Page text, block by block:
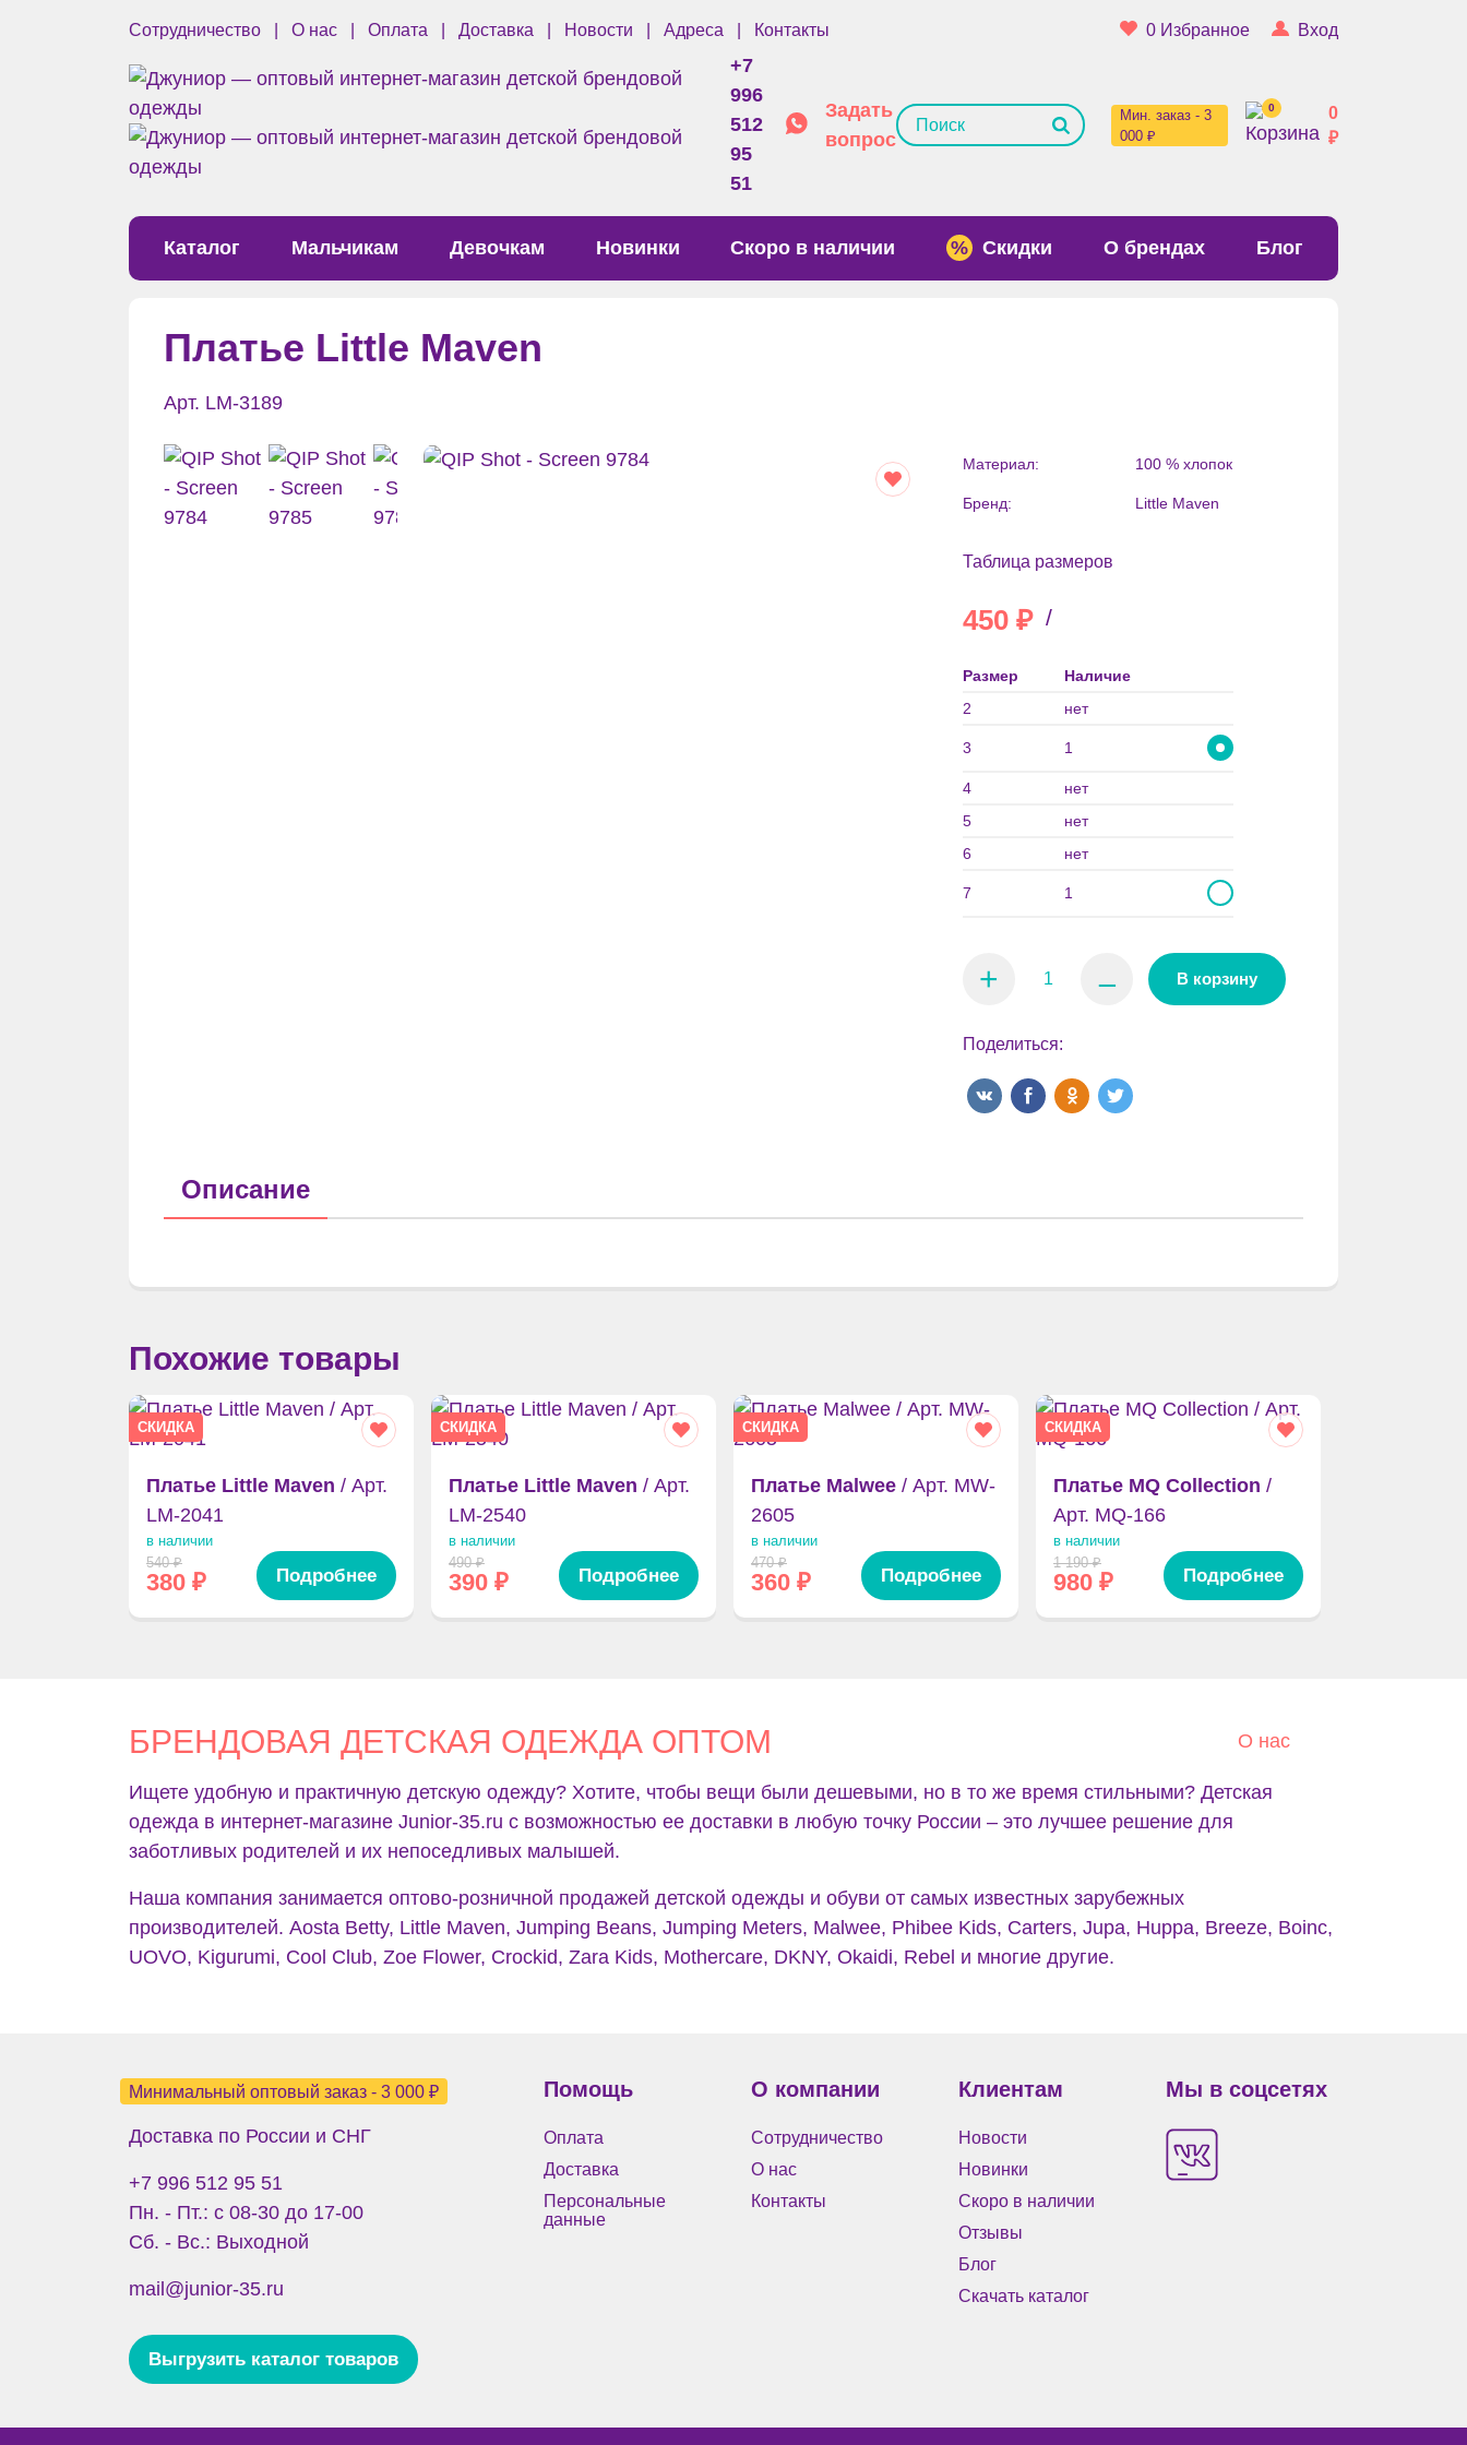
Сотрудничество О нас Оплата Доставка Новости Адреса Контакты 0 Избранное Вход
+7
996
512
95
51
Задать
вопрос
Мин. заказ - 3
000 ₽
0
0
₽
Каталог Мальчикам Девочкам Новинки Скоро в наличии Скидки О брендах Блог
Платье Little Maven
Арт. LM-3189
Материал: 100 % хлопок
Бренд: Little Maven
Таблица размеров
450 ₽ /
Размер
Наличие
2
нет
3 1
4
нет
5
нет
6
нет
7 1
+ ⚊ В корзину
Поделиться:
Описание
Похожие товары
СКИДКА
Платье Little Maven / Арт.
LM-2041
в наличии
540₽
380 ₽ Подробнее
СКИДКА
Платье Little Maven / Арт.
LM-2540
в наличии
490₽
390 ₽ Подробнее
СКИДКА
Платье Malwee / Арт. MW-
2605
в наличии
470₽
360 ₽ Подробнее
СКИДКА
Платье MQ Collection /
Арт. MQ-166
в наличии
1 190₽
980 ₽ Подробнее
БРЕНДОВАЯ ДЕТСКАЯ ОДЕЖДА ОПТОМ О нас
Ищете удобную и практичную детскую одежду? Хотите, чтобы вещи были дешевыми, но в то же время стильными? Детская
одежда в интернет-магазине Junior-35.ru с возможностью ее доставки в любую точку России – это лучшее решение для
заботливых родителей и их непоседливых малышей.
Наша компания занимается оптово-розничной продажей детской одежды и обуви от самых известных зарубежных
производителей. Aosta Betty, Little Maven, Jumping Beans, Jumping Meters, Malwee, Phibee Kids, Carters, Jupa, Huppa, Breeze, Boinc,
UOVO, Kigurumi, Cool Club, Zoe Flower, Crockid, Zara Kids, Mothercare, DKNY, Okaidi, Rebel и многие другие.
Минимальный оптовый заказ - 3 000 ₽
Доставка по России и СНГ
+7 996 512 95 51
Пн. - Пт.: с 08-30 до 17-00
Сб. - Вс.: Выходной
mail@junior-35.ru
Выгрузить каталог товаров
Помощь
Оплата
Доставка
Персональные
данные
О компании
Сотрудничество
О нас
Контакты
Клиентам
Новости
Новинки
Скоро в наличии
Отзывы
Блог
Скачать каталог
Мы в соцсетях